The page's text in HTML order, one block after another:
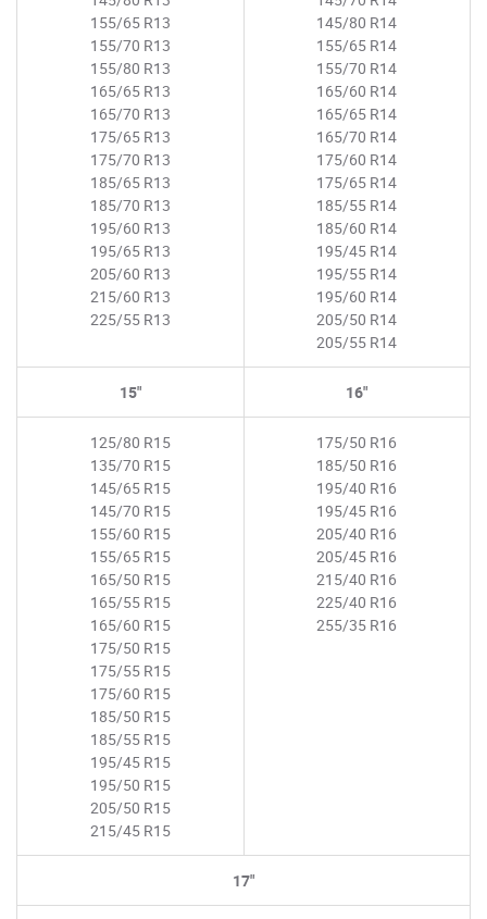
155/65 R13
155/70 R13
155/80 R13
165/65 R13
165/70 R13
175/65 R13
175/70 R13
185/65 R13
185/70 R13
195/60 R13
195/65 R13
205/60 R13
215/60 R13
225/55 R13
145/80 R14
155/65 R14
155/70 R14
165/60 R14
165/65 R14
165/70 R14
175/60 R14
175/65 R14
185/55 R14
185/60 R14
195/45 R14
195/55 R14
195/60 R14
205/50 R14
205/55 R14
15"
125/80 R15
135/70 R15
145/65 R15
145/70 R15
155/60 R15
155/65 R15
165/50 R15
165/55 R15
165/60 R15
175/50 R15
175/55 R15
175/60 R15
185/50 R15
185/55 R15
195/45 R15
195/50 R15
205/50 R15
215/45 R15
16"
175/50 R16
185/50 R16
195/40 R16
195/45 R16
205/40 R16
205/45 R16
215/40 R16
225/40 R16
255/35 R16
17"